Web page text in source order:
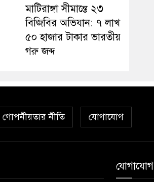
মাটিরাঙ্গা সীমান্তে ২৩
বিজিবির অভিযান: ৭ লাখ
৫০ হাজার টাকার ভারতীয়
গরু জব্দ
গোপনীয়তার নীতি যোগাযোগ
যোগাযোগ